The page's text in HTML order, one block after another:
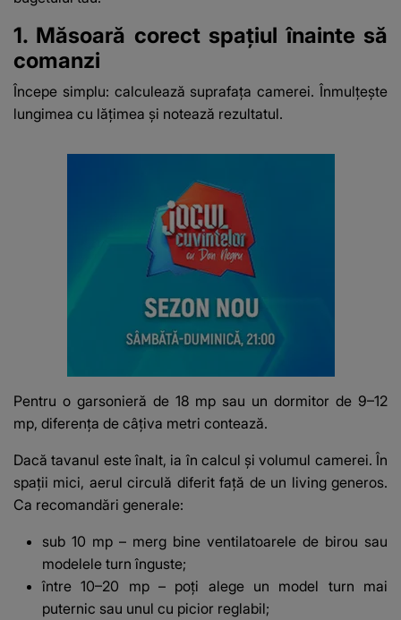
1. Măsoară corect spațiul înainte să
comanzi
Începe simplu: calculează suprafața camerei. Înmulțește
lungimea cu lățimea și notează rezultatul.
Pentru o garsonieră de 18 mp sau un dormitor de 9–12
mp, diferența de câțiva metri contează.
Dacă tavanul este înalt, ia în calcul și volumul camerei. În
spații mici, aerul circulă diferit față de un living generos.
Ca recomandări generale:
sub 10 mp – merg bine ventilatoarele de birou sau
modelele turn înguste;
între 10–20 mp – poți alege un model turn mai
puternic sau unul cu picior reglabil;